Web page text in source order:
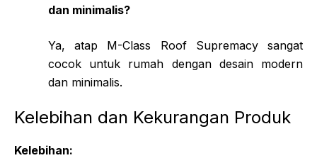
dan minimalis?
Ya, atap M-Class Roof Supremacy sangat
cocok untuk rumah dengan desain modern
dan minimalis.
Kelebihan dan Kekurangan Produk
Kelebihan: